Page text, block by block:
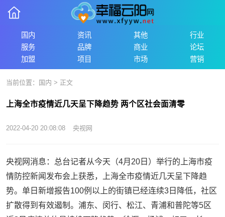
国内 资讯 其他
行业
服务
品牌 商业
论坛
加盟
项目 市场 营销
当前位置： 国内 > 正文
上海全市疫情近几天呈下降趋势 两个区社会面清零
2022-04-20 20:08:08 央视网
央视网消息：总台记者从今天（4月20日）举行的上海市疫
情防控新闻发布会上获悉，上海全市疫情近几天呈下降趋
势。单日新增报告100例以上的街镇已经连续3日降低，社区
扩散得到有效遏制。浦东、闵行、松江、青浦和普陀等5区